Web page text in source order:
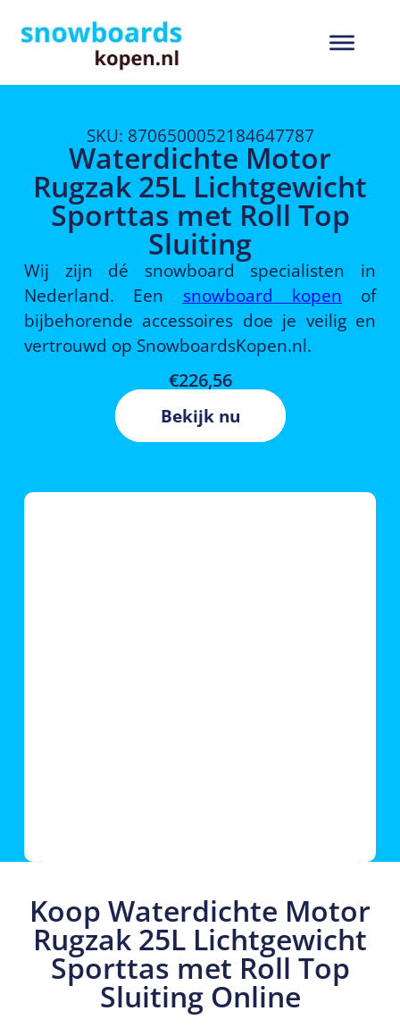
SKU: 8706500052184647787
Waterdichte Motor
Rugzak 25L Lichtgewicht
Sporttas met Roll Top
Sluiting
Wij zijn dé snowboard specialisten in
Nederland. Een snowboard kopen of
bijbehorende accessoires doe je veilig en
vertrouwd op SnowboardsKopen.nl.
€226,56
Bekijk nu
Koop Waterdichte Motor
Rugzak 25L Lichtgewicht
Sporttas met Roll Top
Sluiting Online